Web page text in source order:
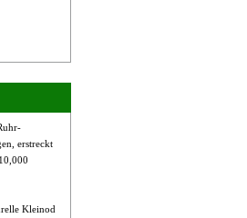
erstreckt
Kleinod